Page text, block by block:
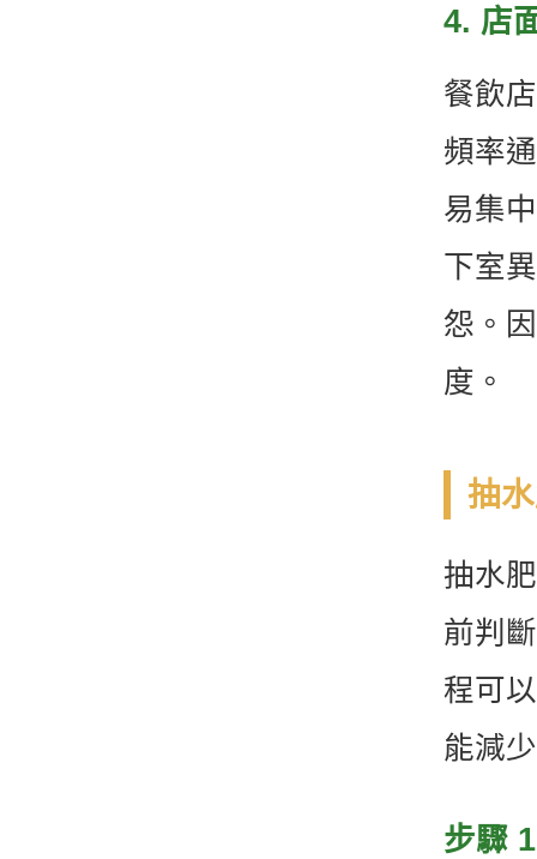
4. 店
餐飲
頻率
易集
下室
怨。
度。
抽
抽水
前判
程可
能減
步驟